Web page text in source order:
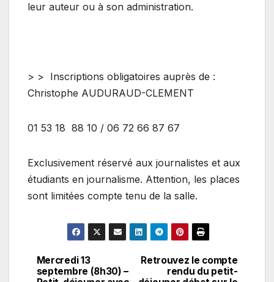
leur auteur ou à son administration.
> > Inscriptions obligatoires auprès de :
Christophe AUDURAUD-CLEMENT
01 53 18 88 10 / 06 72 66 87 67
Exclusivement réservé aux journalistes et aux
étudiants en journalisme. Attention, les places
sont limitées compte tenu de la salle.
Navigation
Retrouvez le compte
rendu du petit-
Mercredi 13
septembre (8h30) –